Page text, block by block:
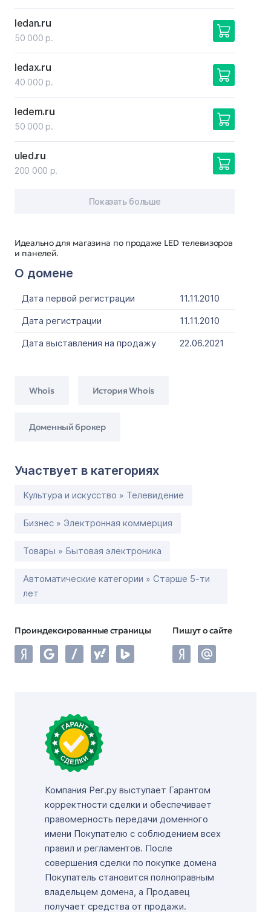
Идеально для магазина по продаже LED телевизоров
и панелей.
О домене
Дата первой регистрации
11.11.2010
Дата регистрации
11.11.2010
Дата выставления на продажу
22.06.2021
Whois История Whois
Доменный брокер
Участвует в категориях
Культура и искусство » Телевидение
Бизнес » Электронная коммерция
Товары » Бытовая электроника
Автоматические категории » Старше 5-ти
лет
Проиндексированные страницы Пишут о сайте
ledan.ru
50 000 р.
ledax.ru
40 000 р.
ledem.ru
50 000 р.
uled.ru
200 000 р.
Показать больше
Компания Рег.ру выступает Гарантом
корректности сделки и обеспечивает
правомерность передачи доменного
имени Покупателю с соблюдением всех
правил и регламентов. После
совершения сделки по покупке домена
Покупатель становится полноправным
владельцем домена, а Продавец
получает средства от продажи.